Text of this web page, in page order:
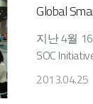
Global
지난 4월
SOC
2013.04.25